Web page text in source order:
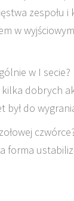
w
w I secie?
dobrych
był do
forma